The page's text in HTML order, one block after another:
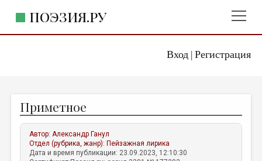
Вход| Регистрация
ПОЭЗИЯ.РУ
ЖАНРЫ
АВТОРЫ
КОММЕНТАРИИ
Приметное
Автор:Александр Ганул
Отдел (рубрика, жанр): Пейзажная лирика
Дата и время публикации: 23.09.2023, 12:10:30